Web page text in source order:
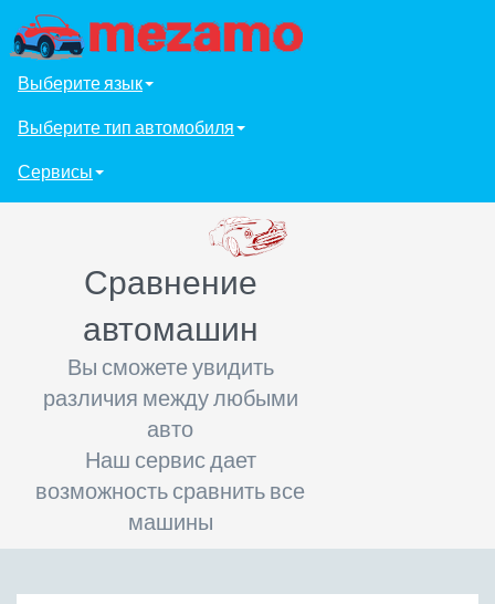
Выберите язык
Выберите тип автомобиля
Сервисы
Сравнение
автомашин
Вы сможете увидить
различия между любыми
авто
Наш сервис дает
возможность сравнить все
машины